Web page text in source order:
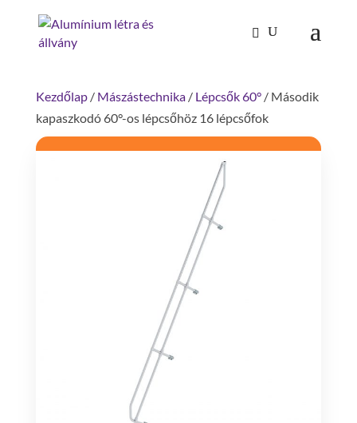
Kezdőlap/ Mászástechnika/ Lépcsők 60°/ Második
kapaszkodó 60°-os lépcsőhöz 16 lépcsőfok